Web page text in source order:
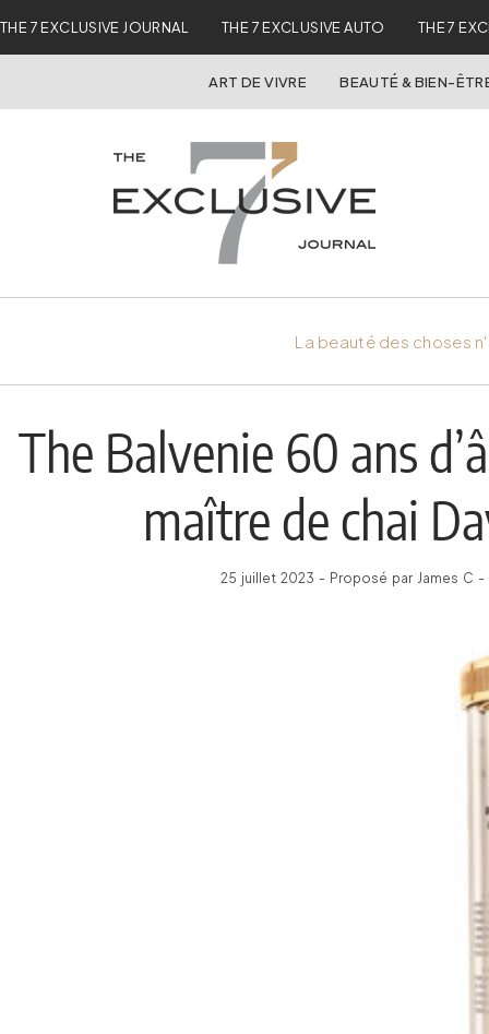
THE 7 EXCLUSIVE JOURNAL THE 7 EXCLUSIVE AUTO THE 7
ART DE VIVRE BEAUTÉ & BIEN-
La beauté des choses
The Balvenie 60 ans
maître de chai
25 juillet 2023 - Proposé par James C